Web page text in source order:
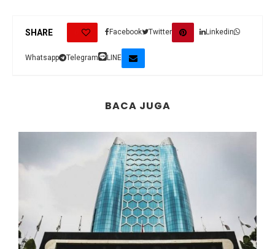
SHARE Facebook Twitter Linkedin
Whatsapp Telegram LINE
BACA JUGA